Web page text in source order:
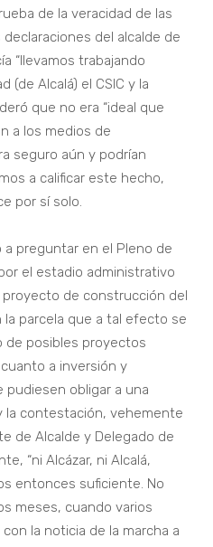
de la veracidad de las
del alcalde de
“llevamos trabajando
(de Alcalá) el CSIC y la
que no era “ideal que
a los medios de
seguro aún y podrían
a calificar este hecho,
por sí solo.
a preguntar en el Pleno de
el estadio administrativo
de construcción del
parcela que a tal efecto se
de posibles proyectos
a inversión y
pudiesen obligar a una
la contestación, vehemente
de Alcalde y Delegado de
“ni Alcázar, ni Alcalá,
entonces suficiente. No
meses, cuando varios
la noticia de la marcha a